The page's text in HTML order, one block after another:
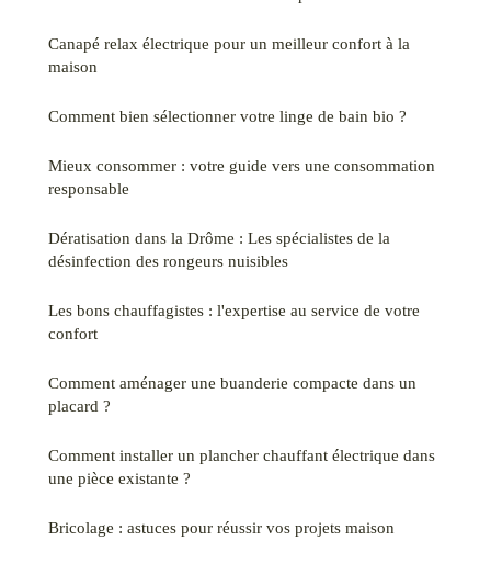
Canapé relax électrique pour un meilleur confort à la
maison
Comment bien sélectionner votre linge de bain bio ?
Mieux consommer : votre guide vers une consommation
responsable
Dératisation dans la Drôme : Les spécialistes de la
désinfection des rongeurs nuisibles
Les bons chauffagistes : l'expertise au service de votre
confort
Comment aménager une buanderie compacte dans un
placard ?
Comment installer un plancher chauffant électrique dans
une pièce existante ?
Bricolage : astuces pour réussir vos projets maison